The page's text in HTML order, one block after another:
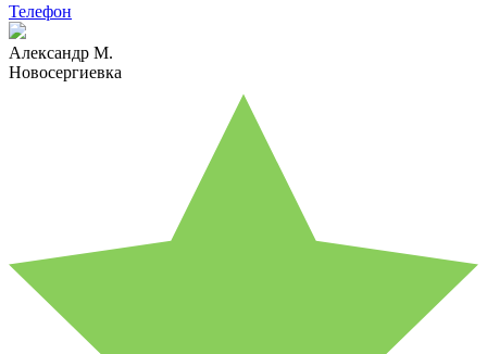
Телефон
Александр М.
Новосергиевка